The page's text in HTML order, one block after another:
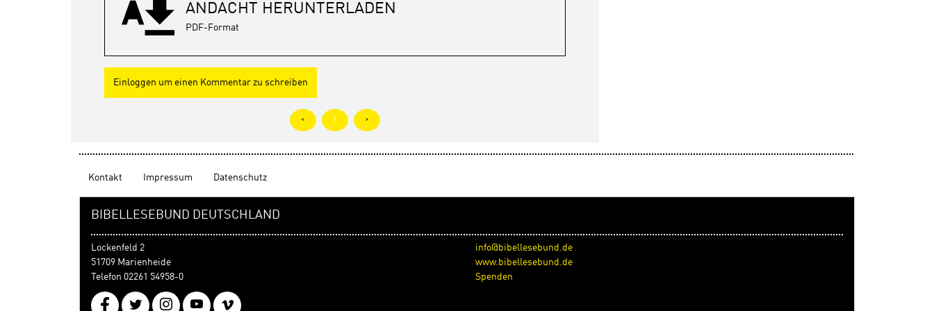
ANDACHT HERUNTERLADEN
PDF-Format
Einloggen um einen Kommentar zu schreiben
< 1 >
Kontakt Impressum Datenschutz
BIBELLESEBUND DEUTSCHLAND
Lockenfeld 2
51709 Marienheide
Telefon 02261 54958-0
info@bibellesebund.de
www.bibellesebund.de
Spenden